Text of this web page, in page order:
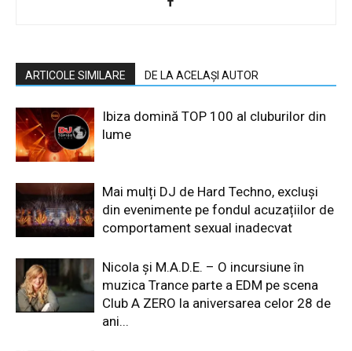
ARTICOLE SIMILARE DE LA ACELAȘI AUTOR
Ibiza domină TOP 100 al cluburilor din
lume
Mai mulți DJ de Hard Techno, excluși
din evenimente pe fondul acuzațiilor de
comportament sexual inadecvat
Nicola și M.A.D.E. – O incursiune în
muzica Trance parte a EDM pe scena
Club A ZERO la aniversarea celor 28 de
ani...